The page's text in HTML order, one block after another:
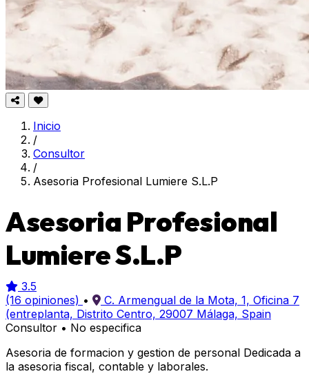
Inicio
/
Consultor
/
Asesoria Profesional Lumiere S.L.P
Asesoria Profesional
Lumiere S.L.P
3.5
(16 opiniones) •
C. Armengual de la Mota, 1, Oficina 7
(entreplanta, Distrito Centro, 29007 Málaga, Spain
Consultor • No especifica
Asesoria de formacion y gestion de personal Dedicada a
la asesoria fiscal, contable y laborales.